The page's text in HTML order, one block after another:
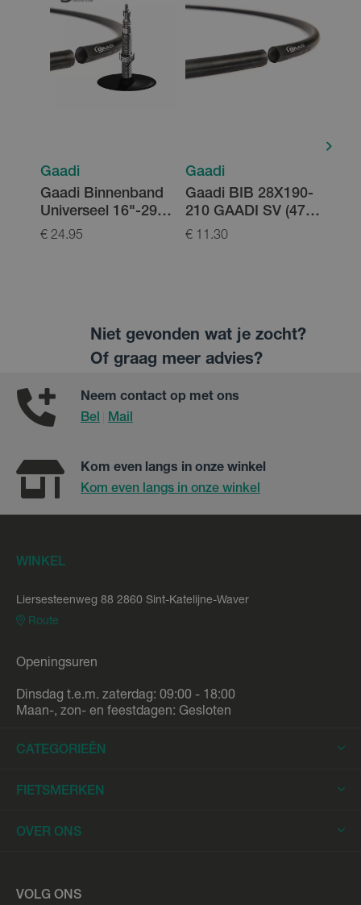
Gaadi
Gaadi Binnenband
Universeel 16"-29"
47mm Presta
€ 24.95
Gaadi
Gaadi BIB 28X190-
210 GAADI SV (47)
Zwart 50/54-622
€ 11.30
Niet gevonden wat je zocht?
Of graag meer advies?
Neem contact op met ons
Bel
Mail
Kom even langs in onze winkel
Kom even langs in onze winkel
WINKEL
Liersesteenweg 88 2860 Sint-Katelijne-Waver
Route
Openingsuren
Dinsdag t.e.m. zaterdag: 09:00 - 18:00
Maan-, zon- en feestdagen: Gesloten
CATEGORIEËN
Elektrische Fietsen
Elektrische Racefietsen
Elektrische Longtails
FIETSMERKEN
Trek
OVER ONS
Werkplaats
VOLG ONS